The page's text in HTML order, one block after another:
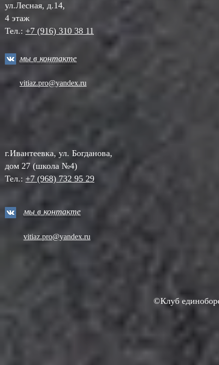
ул.Лесная, д.14,
4 этаж
Тел.: +7 (916) 310 38 11
мы в контакте
vitiaz.pro@yandex.ru
г.Ивантеевка, ул. Богданова,
дом 27 (школа №4)
Тел.: +7 (968) 732 95 29
мы в контакте
vitiaz.pro@yandex.ru
©Клуб